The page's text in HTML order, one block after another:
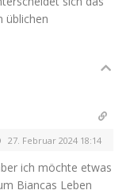
übli­chen
27. Februar 2024 18:14
ich möch­te etwas
Bian­cas Leben